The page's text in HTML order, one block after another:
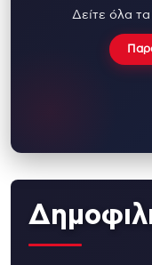
Δείτε όλα